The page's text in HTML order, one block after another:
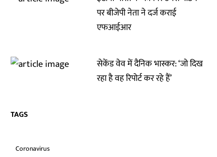
पर बीजेपी नेता ने दर्ज कराई
एफआईआर
सेकेंड वेव में दैनिक भास्कर: ‘जो दिख
रहा है वह रिपोर्ट कर रहे हैं’
TAGS
Coronavirus